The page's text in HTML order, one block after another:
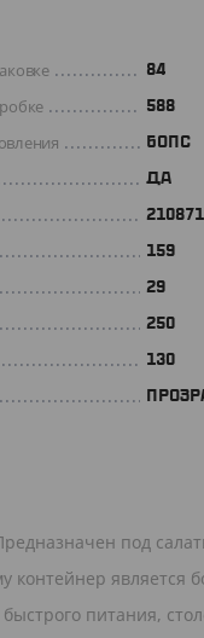
84
588
БОПС
ДА
159
29
250
130
под
контейнер является
питания,